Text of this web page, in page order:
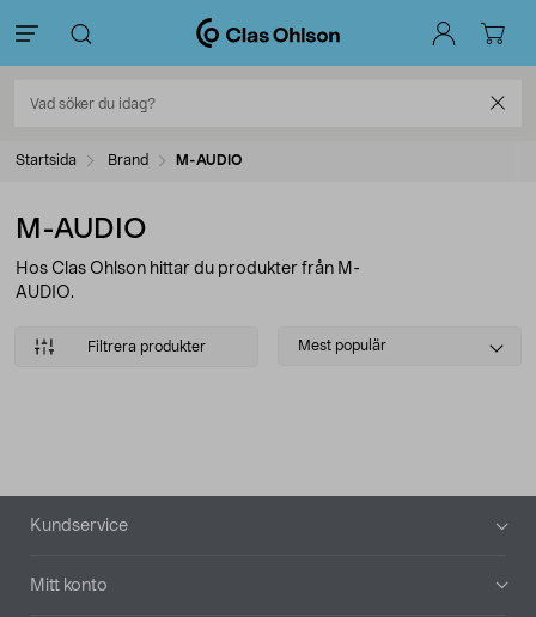
Startsida Brand M-AUDIO
M-AUDIO
Hos Clas Ohlson hittar du produkter från M-
AUDIO.
Filtrera produkter
Select
Mest populär
Sidfot
Kundservice
Mitt konto